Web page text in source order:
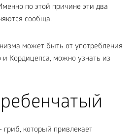
по этой причине эти два
сообща.
может быть от употребления
и Кордицепса, можно узнать из
который привлекает